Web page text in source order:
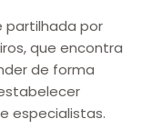
partilhada por
que encontra
de forma
especialistas.